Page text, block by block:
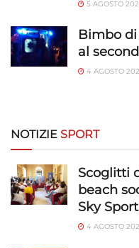
Utilizzare dati di
Riconoscere i
rilevare frodi,
e presentare
Salvare e comunicare
privacy.
5 AGOSTO
Bimbo
al
4 AGOSTO
NOTIZIE SPORT
Scoglitti
beach
Sky Sport
4 AGOSTO